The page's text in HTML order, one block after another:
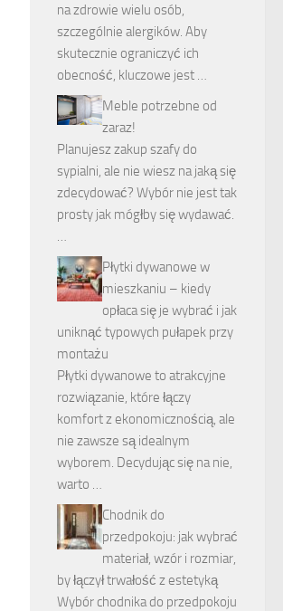
na zdrowie wielu osób,
szczególnie alergików. Aby
skutecznie ograniczyć ich
obecność, kluczowe jest …
Meble potrzebne od
zaraz!
Planujesz zakup szafy do
sypialni, ale nie wiesz na jaką się
zdecydować? Wybór nie jest tak
prosty jak mógłby się wydawać.
…
Płytki dywanowe w
mieszkaniu – kiedy
opłaca się je wybrać i jak
uniknąć typowych pułapek przy
montażu
Płytki dywanowe to atrakcyjne
rozwiązanie, które łączy
komfort z ekonomicznością, ale
nie zawsze są idealnym
wyborem. Decydując się na nie,
warto …
Chodnik do
przedpokoju: jak wybrać
materiał, wzór i rozmiar,
by łączył trwałość z estetyką
Wybór chodnika do przedpokoju